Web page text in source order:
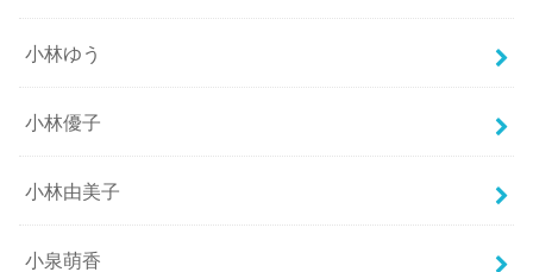
小林ゆう
小林優子
小林由美子
小泉萌香